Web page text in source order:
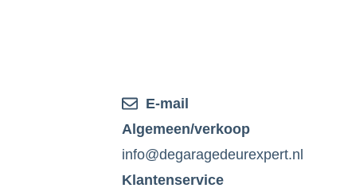
E-mail
Algemeen/verkoop
info@degaragedeurexpert.nl
Klantenservice